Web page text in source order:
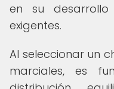
en su
exigentes.
Al seleccionar un
marciales, es